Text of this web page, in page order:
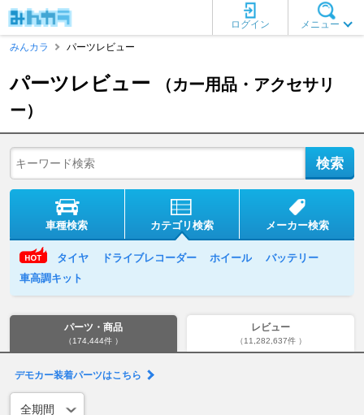
メニュー
ログイン
みんカラ
パーツレビュー
パーツレビュー
（カー用品・アクセサリ
ー）
車種検索 カテゴリ検索 メーカー検索
タイヤ ドライブレコーダー ホイール
バッテリー
車高調キット
パーツ・商品
（174,444件 ）
レビュー
（11,282,637件 ）
デモカー装着パーツはこちら